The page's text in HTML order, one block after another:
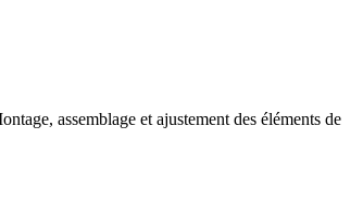
assemblage et ajustement des éléments de